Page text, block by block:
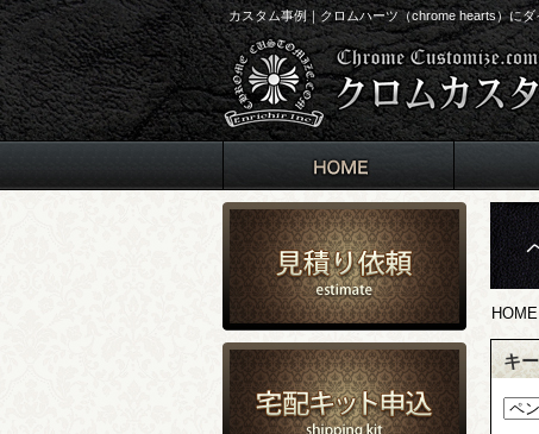
カスタム事例｜クロムハーツ（chrome hearts）に
HOME
キ